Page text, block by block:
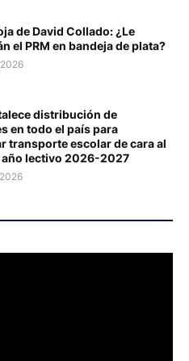
de David Collado: ¿Le
el PRM en bandeja de plata?
distribución de
en todo el país para
transporte escolar de cara al
lectivo 2026-2027